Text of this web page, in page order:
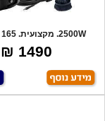
אביזרים: אק
1490 ₪